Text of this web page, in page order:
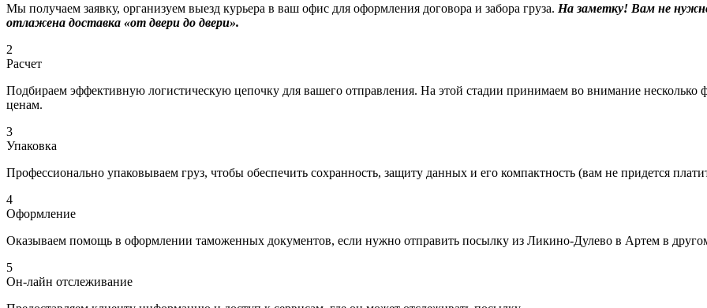
Мы получаем заявку, организуем выезд курьера в ваш офис для оформления договора и забора груза. На заметку! Вам не
отлажена доставка «от двери до двери».
2
Расчет
Подбираем эффективную логистическую цепочку для вашего отправления. На этой стадии принимаем во внимание несколько
ценам.
3
Упаковка
Профессионально упаковываем груз, чтобы обеспечить сохранность, защиту данных и его компактность (вам не придется
4
Оформление
Оказываем помощь в оформлении таможенных документов, если нужно отправить посылку из Ликино-Дулево в Артем в другом
5
Он-лайн отслеживание